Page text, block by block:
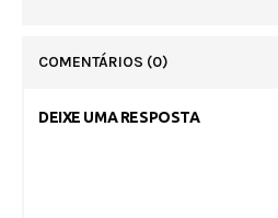
COMENTÁRIOS (0)
DEIXE UMA RESPOSTA